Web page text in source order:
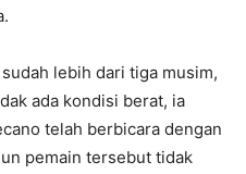
lebih dari tiga musim,
ada kondisi berat, ia
telah berbicara dengan
pemain tersebut tidak